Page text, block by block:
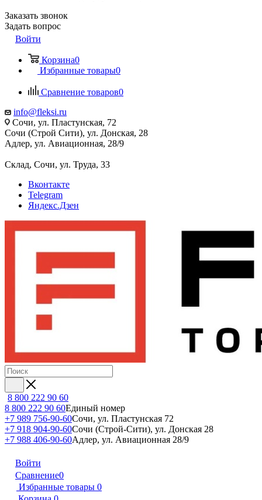
Заказать звонок
Задать вопрос
Войти
Корзина0
Избранные товары0
Сравнение товаров0
info@fleksi.ru
Сочи, ул. Пластунская, 72
Сочи (Строй Сити), ул. Донская, 28
Адлер, ул. Авиационная, 28/9
Склад, Сочи, ул. Труда, 33
Вконтакте
Telegram
Яндекс.Дзен
8 800 222 90 60
8 800 222 90 60Единый номер
+7 989 756-90-60Сочи, ул. Пластунская 72
+7 918 904-90-60Сочи (Строй-Сити), ул. Донская 28
+7 988 406-90-60Адлер, ул. Авиационная 28/9
Войти
Сравнение0
Избранные товары 0